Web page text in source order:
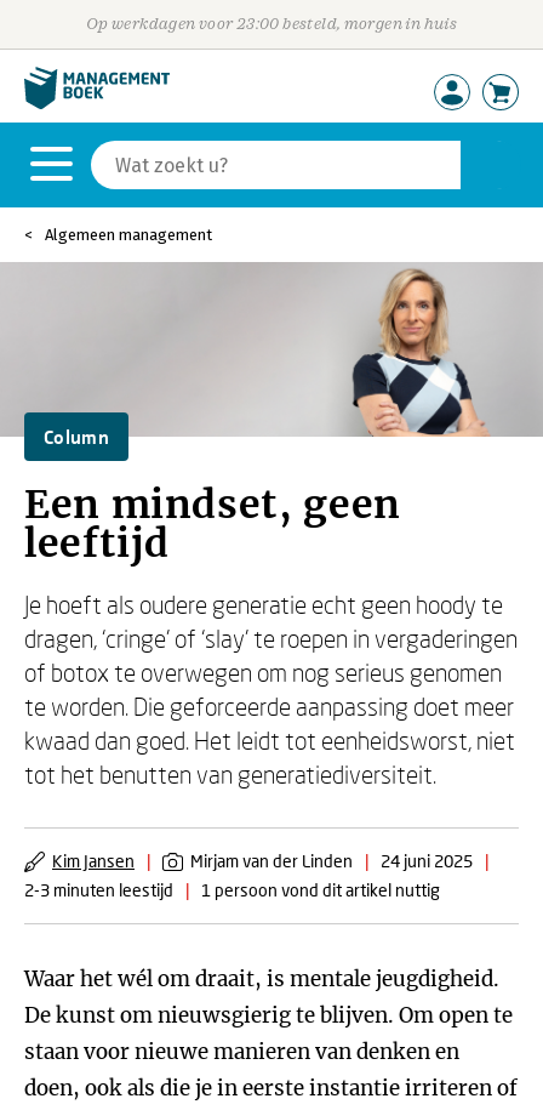
Op werkdagen voor 23:00 besteld, morgen in huis
Algemeen management
Column
Een mindset, geen
leeftijd
Je hoeft als oudere generatie echt geen hoody te
dragen, ‘cringe’ of ‘slay’ te roepen in vergaderingen
of botox te overwegen om nog serieus genomen
te worden. Die geforceerde aanpassing doet meer
kwaad dan goed. Het leidt tot eenheidsworst, niet
tot het benutten van generatiediversiteit.
Kim Jansen | Mirjam van der Linden | 24 juni 2025
|
2-3 minuten leestijd
| 1 persoon vond dit artikel nuttig
Waar het wél om draait, is mentale jeugdigheid.
De kunst om nieuwsgierig te blijven. Om open te
staan voor nieuwe manieren van denken en
doen, ook als die je in eerste instantie irriteren of